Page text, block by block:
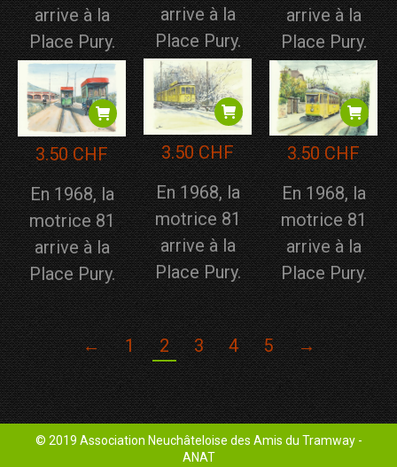
arrive à la
Place Pury.
arrive à la
Place Pury.
arrive à la
Place Pury.
3.50CHF
En 1968, la
motrice 81
arrive à la
Place Pury.
3.50CHF
En 1968, la
motrice 81
arrive à la
Place Pury.
3.50CHF
En 1968, la
motrice 81
arrive à la
Place Pury.
← 1 2 3 4 5 →
© 2019 Association Neuchâteloise des Amis du Tramway -
ANAT